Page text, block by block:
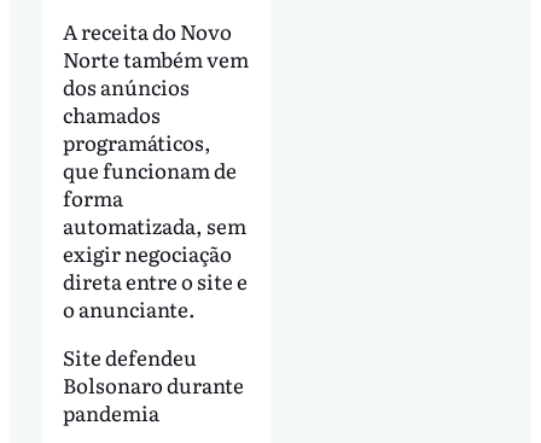
A receita do Novo
Norte também vem
dos anúncios
chamados
programáticos,
que funcionam de
forma
automatizada, sem
exigir negociação
direta entre o site e
o anunciante.
Site defendeu
Bolsonaro durante
pandemia